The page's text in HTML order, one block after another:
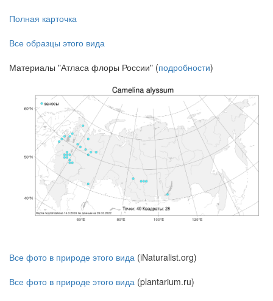
Полная карточка
Все образцы этого вида
Материалы "Атласа флоры России" (подробности)
Все фото в природе этого вида (iNaturalist.org)
Все фото в природе этого вида (plantarium.ru)